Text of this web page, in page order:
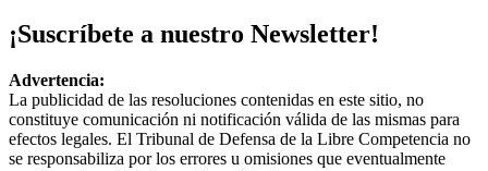
¡Suscríbete a nuestro Newsletter!
Advertencia:
La publicidad de las resoluciones contenidas en este sitio, no
constituye comunicación ni notificación válida de las mismas para
efectos legales. El Tribunal de Defensa de la Libre Competencia no
se responsabiliza por los errores u omisiones que eventualmente